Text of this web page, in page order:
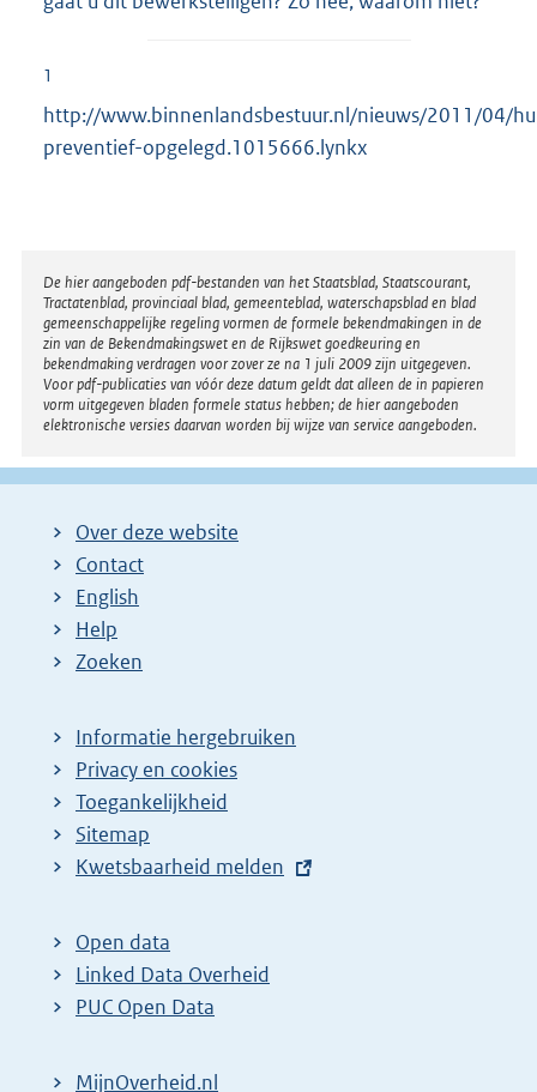
1
http://www.binnenlandsbestuur.nl/nieuws/2011/04/
preventief-opgelegd.1015666.lynkx
Disclaimer
De hier aangeboden pdf-bestanden van het Staatsblad, Staatscourant,
Tractatenblad, provinciaal blad, gemeenteblad, waterschapsblad en blad
gemeenschappelijke regeling vormen de formele bekendmakingen in de
zin van de Bekendmakingswet en de Rijkswet goedkeuring en
bekendmaking verdragen voor zover ze na 1 juli 2009 zijn uitgegeven.
Voor pdf-publicaties van vóór deze datum geldt dat alleen de in papieren
vorm uitgegeven bladen formele status hebben; de hier aangeboden
elektronische versies daarvan worden bij wijze van service aangeboden.
Over deze website
Contact
English
Help
Zoeken
Informatie hergebruiken
Privacy en cookies
Toegankelijkheid
Sitemap
E
t
e
r
Kwetsbaarheid melden
Open data
Linked Data Overheid
PUC Open Data
MijnOverheid.nl